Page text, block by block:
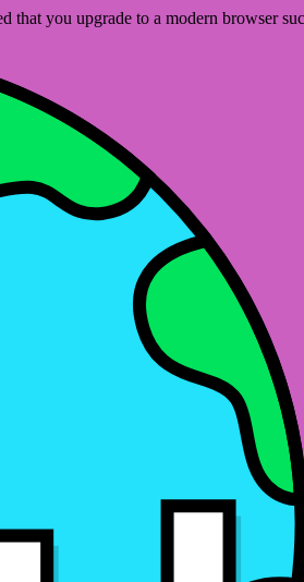
that you upgrade to a modern browser